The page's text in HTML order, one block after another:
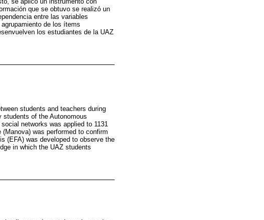
que se obtuvo se realizó un
entre las variables
de los ítems
los estudiantes de la UAZ
students and teachers during
of the Autonomous
networks was applied to 1131
was performed to confirm
(EFA) was developed to observe the
in which the UAZ students